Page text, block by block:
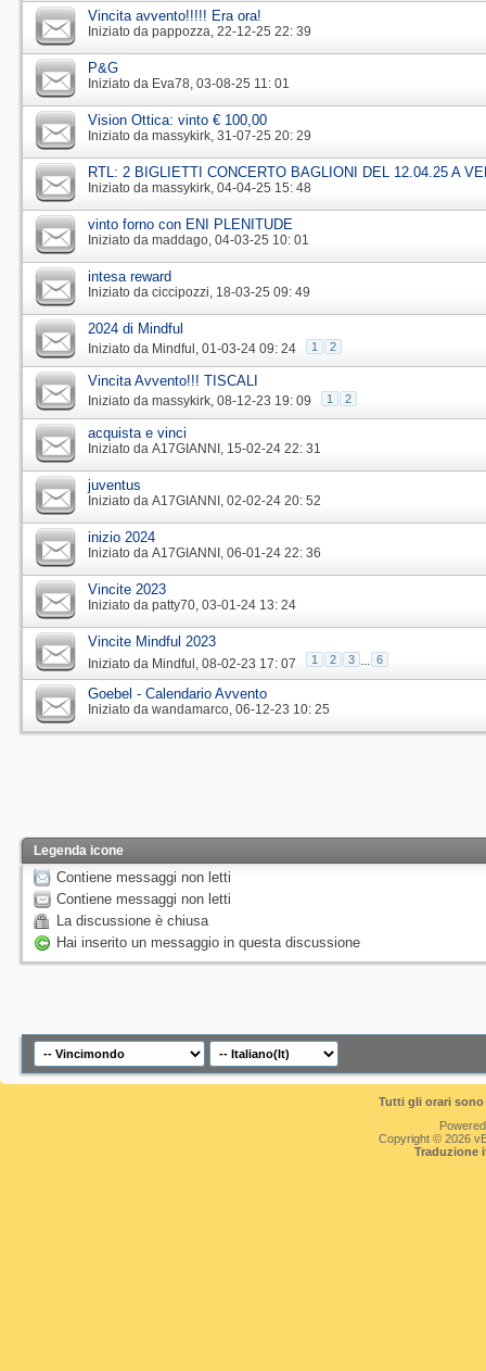
Vincita avvento!!!!! Era ora!
Iniziato da pappozza‎, 22-12-25 22: 39
P&G
Iniziato da Eva78‎, 03-08-25 11: 01
Vision Ottica: vinto € 100,00
Iniziato da massykirk‎, 31-07-25 20: 29
RTL: 2 BIGLIETTI CONCERTO BAGLIONI DEL 12.04.25 A
Iniziato da massykirk‎, 04-04-25 15: 48
vinto forno con ENI PLENITUDE
Iniziato da maddago‎, 04-03-25 10: 01
intesa reward
Iniziato da ciccipozzi‎, 18-03-25 09: 49
2024 di Mindful
Iniziato da Mindful‎, 01-03-24 09: 24 1 2
Vincita Avvento!!! TISCALI
Iniziato da massykirk‎, 08-12-23 19: 09 1 2
acquista e vinci
Iniziato da A17GIANNI‎, 15-02-24 22: 31
juventus
Iniziato da A17GIANNI‎, 02-02-24 20: 52
inizio 2024
Iniziato da A17GIANNI‎, 06-01-24 22: 36
Vincite 2023
Iniziato da patty70‎, 03-01-24 13: 24
Vincite Mindful 2023
Iniziato da Mindful‎, 08-02-23 17: 07 1 2 3 ... 6
Goebel - Calendario Avvento
Iniziato da wandamarco‎, 06-12-23 10: 25
Legenda icone
Contiene messaggi non letti
Contiene messaggi non letti
La discussione è chiusa
Hai inserito un messaggio in questa discussione
Tutti gli orari
Copyright © 2026
Traduzione